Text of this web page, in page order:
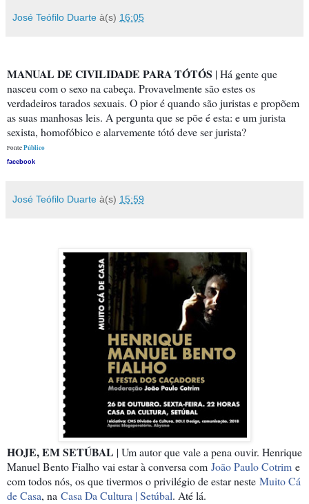
José Teófilo Duarte à(s) 16:05
MANUAL DE CIVILIDADE PARA TÓTÓS | Há gente que
nasceu com o sexo na cabeça. Provavelmente são estes os
verdadeiros tarados sexuais. O pior é quando são juristas e propõem
as suas manhosas leis. A pergunta que se põe é esta: e um jurista
sexista, homofóbico e alarvemente tótó deve ser jurista?
FontePúblico
facebook
José Teófilo Duarte à(s) 15:59
HOJE, EM SETÚBAL | Um autor que vale a pena ouvir. Henrique
Manuel Bento Fialho vai estar à conversa com João Paulo Cotrim e
com todos nós, os que tivermos o privilégio de estar neste Muito Cá
de Casa, na Casa Da Cultura | Setúbal. Até lá.